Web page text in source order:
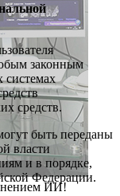
ИИ!
законным
средств.
быть переданы
власти
и в порядке,
Федерации.